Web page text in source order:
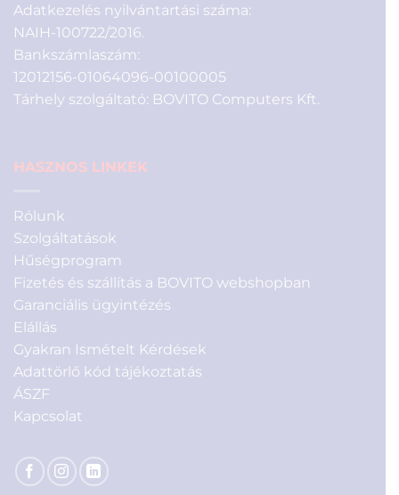
Adatkezelés nyilvántartási száma:
NAIH-100722/2016.
Bankszámlaszám:
12012156-01064096-00100005
Tárhely szolgáltató: BOVITO Computers Kft.
HASZNOS LINKEK
Rólunk
Szolgáltatások
Hűségprogram
Fizetés és szállítás a BOVITO webshopban
Garanciális ügyintézés
Elállás
Gyakran Ismételt Kérdések
Adattörlő kód tájékoztatás
ÁSZF
Kapcsolat